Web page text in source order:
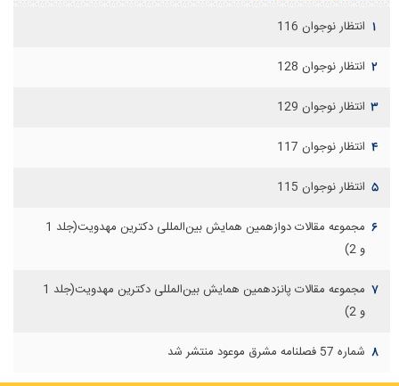
۱ انتظار نوجوان 116
۲ انتظار نوجوان 128
۳ انتظار نوجوان 129
۴ انتظار نوجوان 117
۵ انتظار نوجوان 115
۶
مجموعه مقالات دوازهمين همايش بين‌المللی دكترين مهدويت(جلد 1
و 2)
۷
مجموعه مقالات پانزدهمين همايش بين‌المللی دكترين مهدويت(جلد 1
و 2)
۸ شماره 57 فصلنامه مشرق موعود منتشر شد